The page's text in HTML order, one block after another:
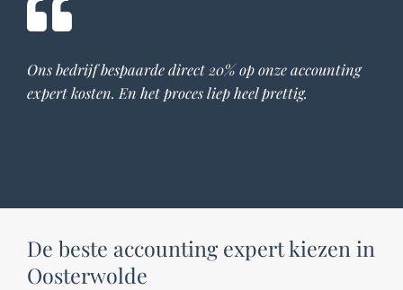
Ons bedrijf bespaarde direct 20% op onzeaccounting
expertkosten. En het proces liep heel prettig.
De beste accounting expert kiezen in
Oosterwolde